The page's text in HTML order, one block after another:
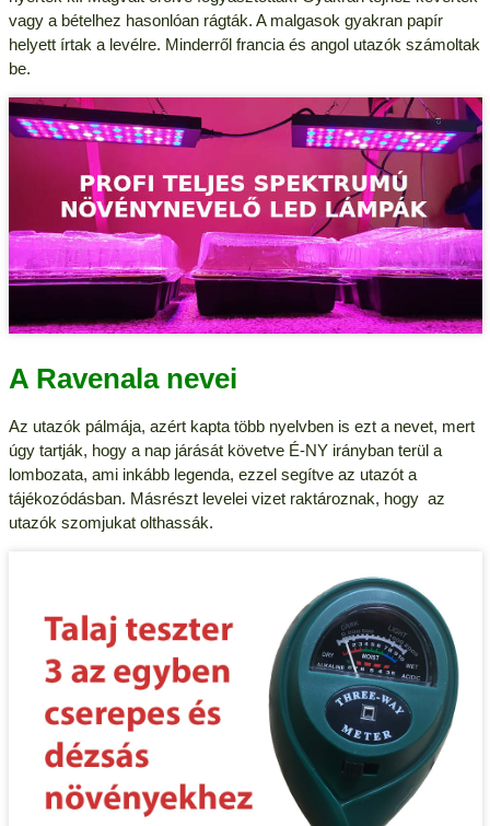
vagy a bételhez hasonlóan rágták. A malgasok gyakran papír
helyett írtak a levélre. Minderről francia és angol utazók számoltak
be.
A Ravenala nevei
Az utazók pálmája, azért kapta több nyelvben is ezt a nevet, mert
úgy tartják, hogy a nap járását követve É-NY irányban terül a
lombozata, ami inkább legenda, ezzel segítve az utazót a
tájékozódásban. Másrészt levelei vizet raktároznak, hogy az
utazók szomjukat olthassák.